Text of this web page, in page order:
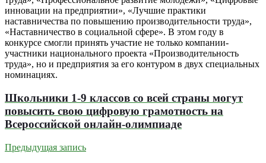
инновации на предприятии», «Лучшие практики
наставничества по повышению производительности труда»,
«Наставничество в социальной сфере». В этом году в
конкурсе смогли принять участие не только компании-
участники национального проекта «Производительность
труда», но и предприятия за его контуром в двух специальных
номинациях.
Школьники 1-9 классов со всей страны могут
повысить свою цифровую грамотность на
Всероссийской онлайн-олимпиаде
Предыдущая запись